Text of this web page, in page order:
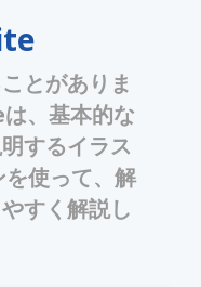
とがありま
、基本的な
するイラス
を使って、解
すく解説し